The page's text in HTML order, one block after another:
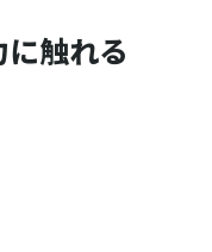
触れる